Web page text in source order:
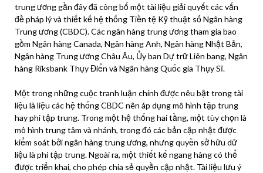
trung ương gần đây đã công bố một tài liệu giải quyết các vấn
đề pháp lý và thiết kế hệ thống Tiền tệ Kỹ thuật số Ngân hàng
Trung ương (CBDC). Các ngân hàng trung ương tham gia bao
gồm Ngân hàng Canada, Ngân hàng Anh, Ngân hàng Nhật Bản,
Ngân hàng Trung ương Châu Âu, Ủy ban Dự trữ Liên bang, Ngân
hàng Riksbank Thụy Điển và Ngân hàng Quốc gia Thụy Sĩ.
Một trong những cuộc tranh luận chính được nêu bật trong tài
liệu là liệu các hệ thống CBDC nên áp dụng mô hình tập trung
hay phi tập trung. Trong một hệ thống hai tầng, một tùy chọn là
mô hình trung tâm và nhánh, trong đó các bản cập nhật được
kiểm soát bởi ngân hàng trung ương, nhưng quyền sở hữu dữ
liệu là phi tập trung. Ngoài ra, một thiết kế ngang hàng có thể
được triển khai, cho phép chia sẻ quyền cập nhật. Tài liệu lưu ý